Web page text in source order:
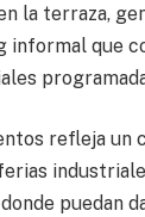
la terraza,
informal que
refleja un
puedan